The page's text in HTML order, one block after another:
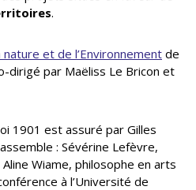
.
nature et de l’Environnement de
dirigé par Maëliss Le Bricon et
1901 est assuré par Gilles
: Sévérine Lefèvre,
Wiame, philosophe en arts
à l’Université de